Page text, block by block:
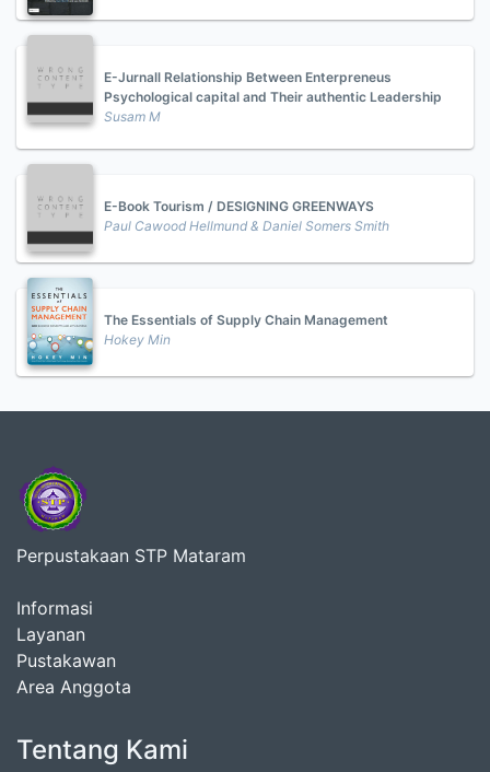
E-Jurnall Relationship Between Enterpreneus
Psychological capital and Their authentic Leadership
Susam M
E-Book Tourism / DESIGNING GREENWAYS
Paul Cawood Hellmund & Daniel Somers Smith
The Essentials of Supply Chain Management
Hokey Min
Perpustakaan STP Mataram
Informasi
Layanan
Pustakawan
Area Anggota
Tentang Kami